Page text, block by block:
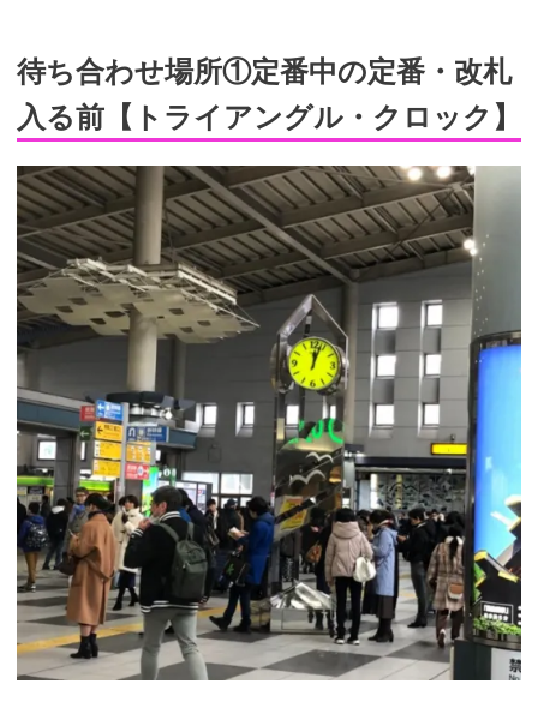
待ち合わせ場所①定番中の定番・改札
入る前【トライアングル・クロック】